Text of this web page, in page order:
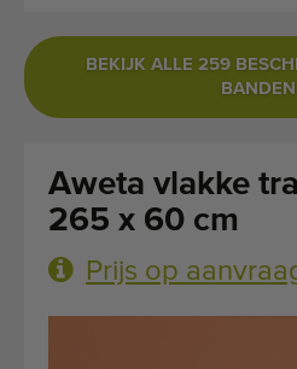
Over ons
Veelgestelde vragen
Contact
Blog
BEKIJK ALLE 259
BANDEN
Aweta vlakke
265 x 60 cm
Prijs op